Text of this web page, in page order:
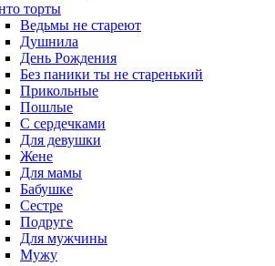
торты
Ведьмы не стареют
Душнила
День Рождения
Без паники ты не старенький
Прикольные
Пошлые
С сердечками
Для девушки
Жене
Для мамы
Бабушке
Сестре
Подруге
Для мужчины
Мужу